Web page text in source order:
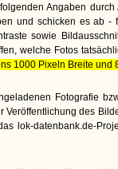
Angaben
und schicken es ab
sowie
welche Fotos
1000 Pixeln Breite und
Fotografie
des
lok-datenbank.de-